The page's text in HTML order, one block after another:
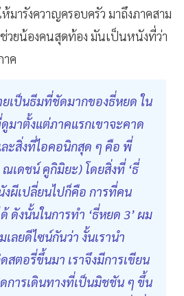
มารังควาญครอบครัว มาถึงภาคสาม
ช่วยน้องคนสุดท้อง มันเป็นหนังที่ว่า
าค
เป็นธีมที่ชัดมากของธี่หยด ใน
มาตั้งแต่ภาคแรกเขาจะคาด
ละสิ่งที่ไอคอนิกสุด ๆ คือ พี่
เดชน์ คูกิมิยะ) โดยสิ่งที่ ‘ธี่
งผีเปลี่ยนไปก็คือ การที่คน
ดังนั้นในการทำ ‘ธี่หยด 3’ ผม
ยดีไซน์กันว่า งั้นเรานำ
สตอรี่ขึ้นมา เราจึงมีการเขียน
ดการเดินทางที่เป็นมิชชัน ๆ ขึ้น